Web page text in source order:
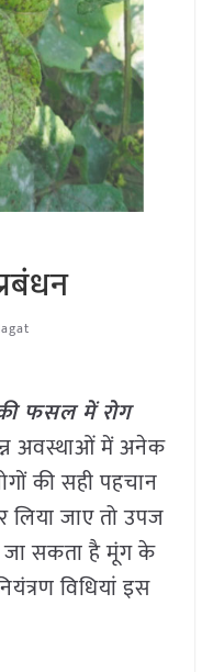
फसल में रोग
अवस्थाओं में अनेक
की सही पहचान
जाए तो उपज
जा सकता है मूंग के
विधियां इस